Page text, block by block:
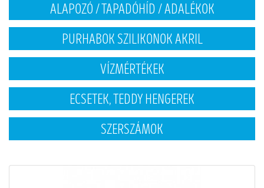
ALAPOZÓ / TAPADÓHÍD / ADALÉKOK
PURHABOK SZILIKONOK AKRIL
VÍZMÉRTÉKEK
ECSETEK, TEDDY HENGEREK
SZERSZÁMOK